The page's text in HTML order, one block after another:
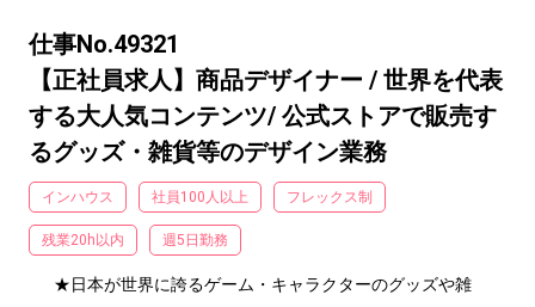
仕事No.49321
【正社員求人】商品デザイナー / 世界を代表
する大人気コンテンツ/ 公式ストアで販売す
るグッズ・雑貨等のデザイン業務
インハウス 社員100人以上 フレックス制
残業20h以内 週5日勤務
★日本が世界に誇るゲーム・キャラクターのグッズや雑